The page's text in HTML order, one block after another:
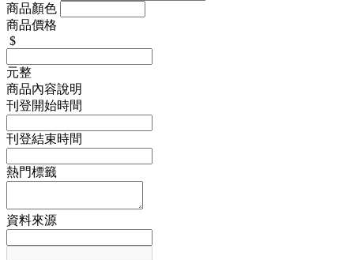
商品顏色
商品價格
$
元整
商品內容說明
刊登開始時間
刊登結束時間
熱門標籤
資料來源